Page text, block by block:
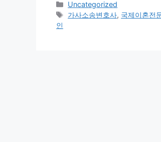
Categories
Uncategorized
Tags
가사소송변호사, 국제이혼전
인